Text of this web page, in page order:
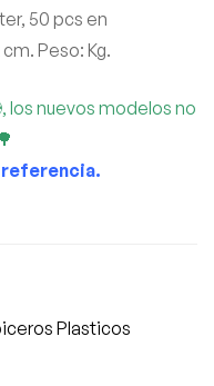
50 pcs en
Peso: Kg.
los nuevos modelos no
referencia.
Plasticos